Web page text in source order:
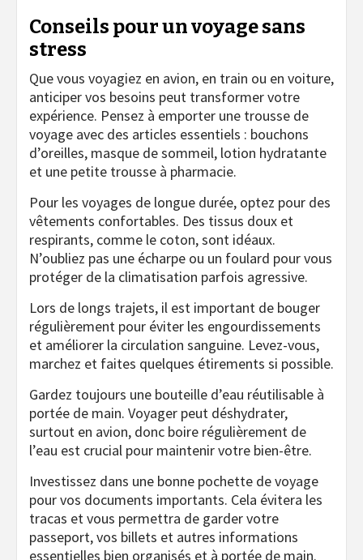
Conseils pour un voyage sans
stress
Que vous voyagiez en avion, en train ou en voiture,
anticiper vos besoins peut transformer votre
expérience. Pensez à emporter une trousse de
voyage avec des articles essentiels : bouchons
d’oreilles, masque de sommeil, lotion hydratante
et une petite trousse à pharmacie.
Pour les voyages de longue durée, optez pour des
vêtements confortables. Des tissus doux et
respirants, comme le coton, sont idéaux.
N’oubliez pas une écharpe ou un foulard pour vous
protéger de la climatisation parfois agressive.
Lors de longs trajets, il est important de bouger
régulièrement pour éviter les engourdissements
et améliorer la circulation sanguine. Levez-vous,
marchez et faites quelques étirements si possible.
Gardez toujours une bouteille d’eau réutilisable à
portée de main. Voyager peut déshydrater,
surtout en avion, donc boire régulièrement de
l’eau est crucial pour maintenir votre bien-être.
Investissez dans une bonne pochette de voyage
pour vos documents importants. Cela évitera les
tracas et vous permettra de garder votre
passeport, vos billets et autres informations
essentielles bien organisés et à portée de main.